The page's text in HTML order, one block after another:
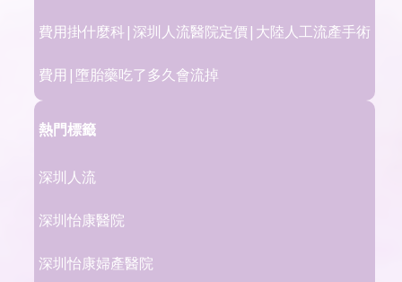
費用掛什麼科|深圳人流醫院定價|大陸人工流產手術
費用|墮胎藥吃了多久會流掉
熱門標籤
深圳人流
深圳怡康醫院
深圳怡康婦產醫院